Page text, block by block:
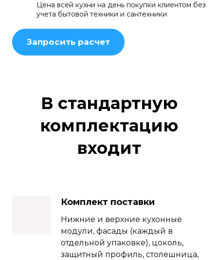
Цена всей кухни на день покупки клиентом без
учета бытовой техники и сантехники
Запросить расчет
В стандартную
комплектацию
входит
Комплект поставки
Нижние и верхние кухонные
модули, фасады (каждый в
отдельной упаковке), цоколь,
защитный профиль, столешница,